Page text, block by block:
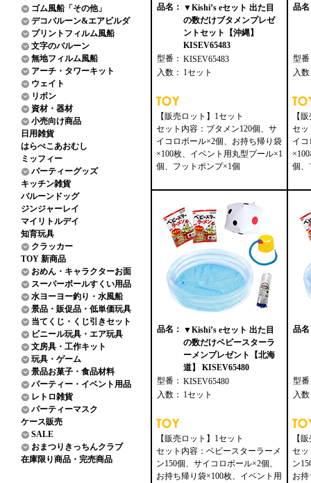
ゴム風船「その他」
デコバルーン&エアビルダ
プリントフィルム風船
文字のバルーン
無地フィルム風船
アーチ・タワーキット
ウェイト
リボン
資材・器材
小売向け商品
日用雑貨
はらぺこあおむし
ミッフィー
パーティーグッズ
キッチン雑貨
バルーンドッグ
ジンジャーレイ
マイリトルデイ
知育玩具
クラッカー
TOY 新商品
おめん・キャラクターお面
スーパーボールすくい用品
水ヨーヨー釣り・水風船
景品・販促品・低単価玩具
当てくじ・くじ引きセット
ビニール玩具・エア玩具
文房具・工作キット
玩具・ゲーム
景品お菓子・食品材料
パーティー・イベント用品
レトロ雑貨
パーティーマスク
ケース販売
SALE
おまつりきっちんクラブ
在庫限り商品・完売商品
品名： ▼Kishi’s eセット 出た目
の数だけブタメンプレゼ
ントセット【沖縄】
KISEV65483
型番： KISEV65483
入数： 1セット
【販売ロット】1セット
セット内容：ブタメン120個、サ
イコロボール×2個、お持ち帰り袋
×100枚、イベント用丸型プール×1
個、フットポンプ×1個
品
型
入
【
セッ
イ
個、
品名： ▼Kishi’s eセット 出た目
の数だけベビースターラ
ーメンプレゼント【北海
道】 KISEV65480
型番： KISEV65480
入数： 1セット
【販売ロット】1セット
セット内容：ベビースターラーメ
ン150個、サイコロボール×2個、
お持ち帰り袋×100枚、イベント用
品
型
入
【
セッ
ン
お